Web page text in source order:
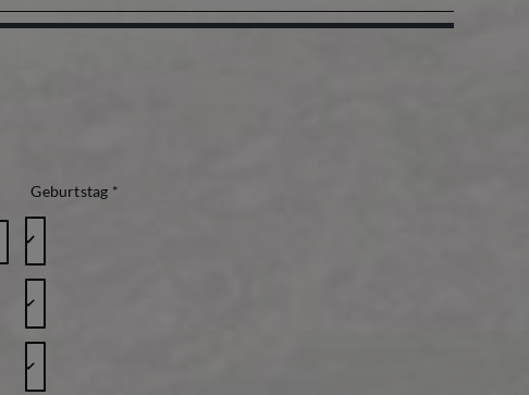
Geburtstag *